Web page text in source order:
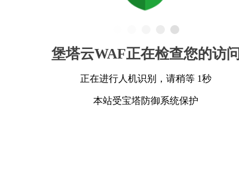
堡塔云WAF正在检查您的访问
正在进行人机识别，请稍等 1秒
本站受宝塔防御系统保护